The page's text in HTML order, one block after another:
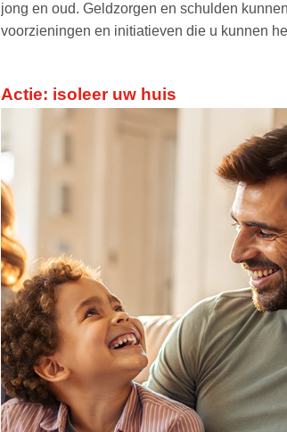
jong en oud. Geldzorgen en schulden
voorzieningen en initiatieven die u kunnen
Actie: isoleer uw huis